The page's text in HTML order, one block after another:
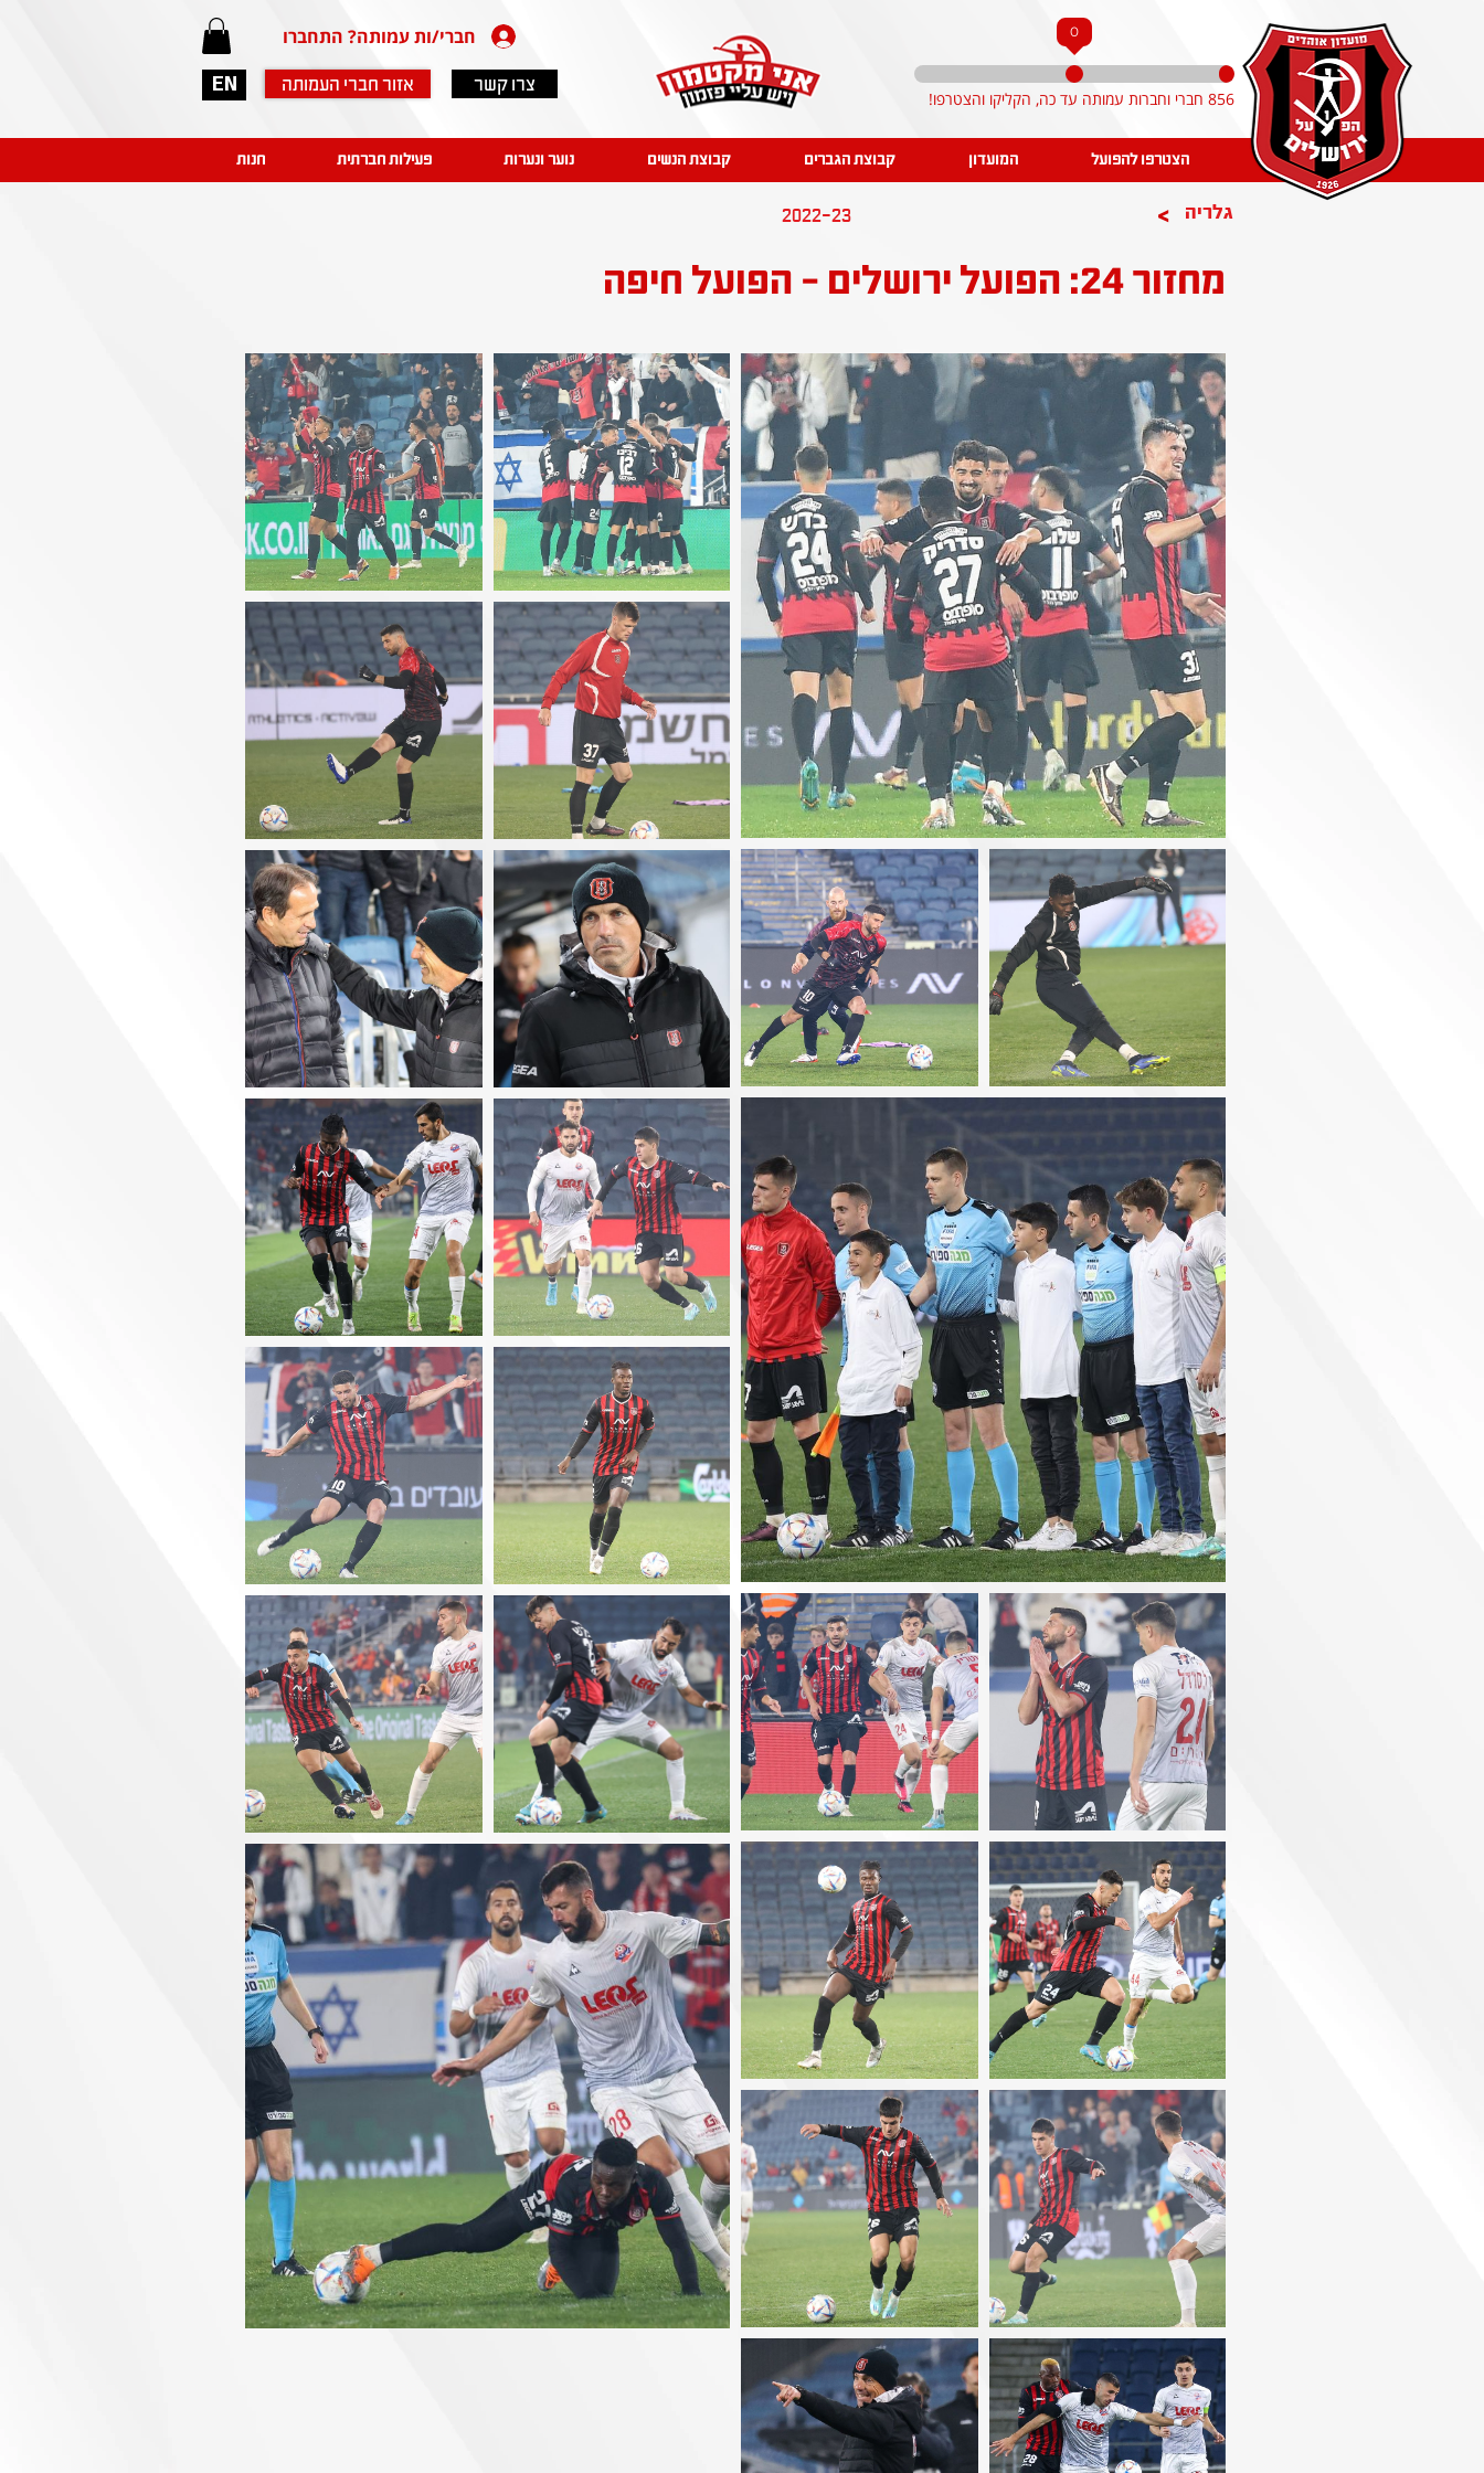
EN
חברי/ות עמותה? התחברו
אזור חברי העמותה צרו קשר
0
856 חברי וחברות עמותה עד כה, הקליקו והצטרפו!
הצטרפו להפועל המועדון קבוצת הגברים קבוצת הנשים נוער ונערות פעילות חברתית חנות
>
2022-23 גלריה
מחזור 24: הפועל ירושלים - הפועל חיפה